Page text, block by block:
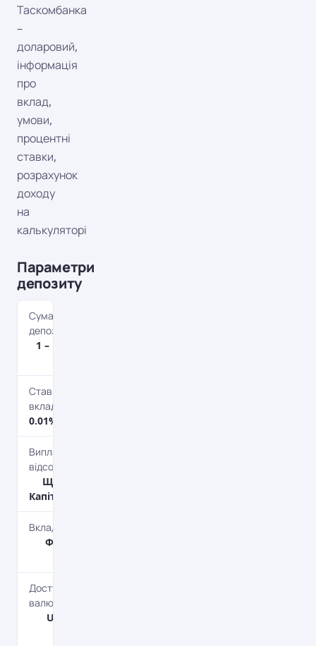
Таскомбанка
–
доларовий,
інформація
про
вклад,
умови,
процентні
ставки,
розрахунок
доходу
на
калькуляторі
Параметри
депозиту
Сума
депозиту
1 – 1 000 000
Ставка по
вкладу
0.01% річних
Виплата
відсотків
Щомісяця,
Капіталізація
Вкладник
Фізичним
Доступні
валюти
UAH, USD,